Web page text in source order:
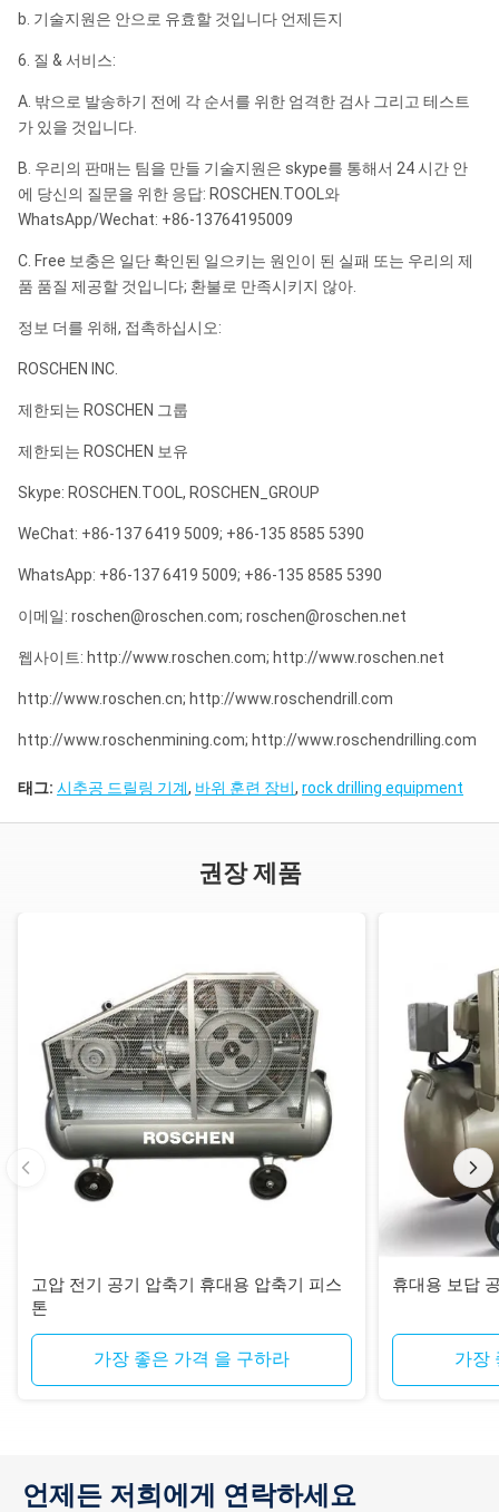
b. 기술지원은 안으로 유효할 것입니다 언제든지
6. 질 & 서비스:
A. 밖으로 발송하기 전에 각 순서를 위한 엄격한 검사 그리고 테스트
가 있을 것입니다.
B. 우리의 판매는 팀을 만들 기술지원은 skype를 통해서 24 시간 안
에 당신의 질문을 위한 응답: ROSCHEN.TOOL와
WhatsApp/Wechat: +86-13764195009
C. Free 보충은 일단 확인된 일으키는 원인이 된 실패 또는 우리의 제
품 품질 제공할 것입니다; 환불로 만족시키지 않아.
정보 더를 위해, 접촉하십시오:
ROSCHEN INC.
제한되는 ROSCHEN 그룹
제한되는 ROSCHEN 보유
Skype: ROSCHEN.TOOL, ROSCHEN_GROUP
WeChat: +86-137 6419 5009; +86-135 8585 5390
WhatsApp: +86-137 6419 5009; +86-135 8585 5390
이메일: roschen@roschen.com; roschen@roschen.net
웹사이트: http://www.roschen.com; http://www.roschen.net
http://www.roschen.cn; http://www.roschendrill.com
http://www.roschenmining.com; http://www.roschendrilling.com
태그: 시추공 드릴링 기계, 바위 훈련 장비, rock drilling equipment
권장 제품
고압 전기 공기 압축기 휴대용 압축기 피스
톤
가장 좋은 가격 을 구하라
휴대용 보답
가장
언제든 저희에게 연락하세요